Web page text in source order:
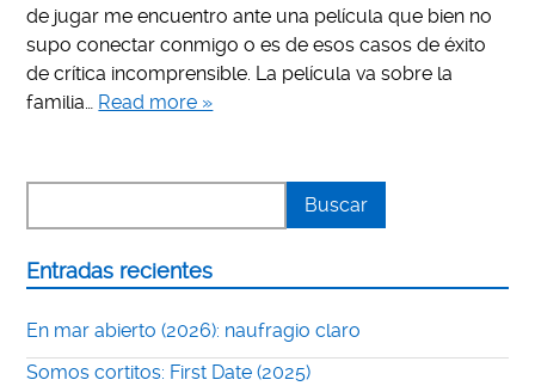
de jugar me encuentro ante una película que bien no
supo conectar conmigo o es de esos casos de éxito
de crítica incomprensible. La película va sobre la
familia… Read more »
Entradas recientes
En mar abierto (2026): naufragio claro
Somos cortitos: First Date (2025)